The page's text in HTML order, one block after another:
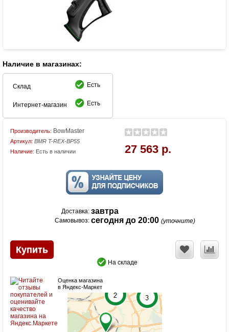
Наличие в магазинах:
Склад Есть
Интернет-магазин Есть
Производитель: BowMaster
Артикул: BMR T-REX-BP55
Наличие: Есть в наличии 27 563 р.
Доставка: завтра
Самовывоз: сегодня до 20:00 (уточните)
На складе
Оценка магазина
в Яндекс-Маркет